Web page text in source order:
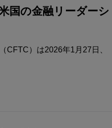
国の金融リーダーシ
CFTC）は2026年1月27日、